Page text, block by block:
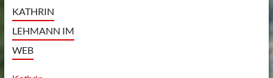
KATHRIN
LEHMANN IM
WEB